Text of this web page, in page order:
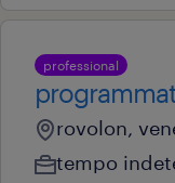
professional
rovolon,
tempo